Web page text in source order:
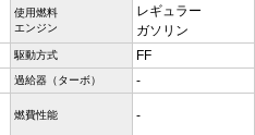
使用燃料
エンジン
レギュラー
ガソリン
駆動方式 FF
過給器（ターボ） -
燃費性能 -